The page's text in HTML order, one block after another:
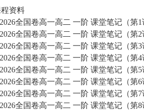
资料
全国卷高一高二 一阶 课堂笔记（第1
全国卷高一高二 一阶 课堂笔记（第2
全国卷高一高二 一阶 课堂笔记（第3
全国卷高一高二 一阶 课堂笔记（第4
全国卷高一高二 一阶 课堂笔记（第5
全国卷高一高二 一阶 课堂笔记（第6
全国卷高一高二 一阶 课堂笔记（第7
全国卷高一高二 一阶 课堂笔记（第8